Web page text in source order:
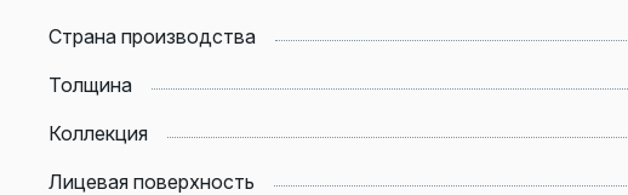
Страна производства
Толщина
Коллекция
Лицевая поверхность